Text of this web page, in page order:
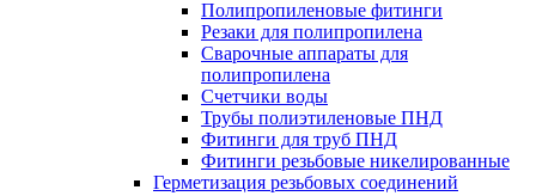
Полипропиленовые фитинги
Резаки для полипропилена
Сварочные аппараты для
полипропилена
Счетчики воды
Трубы полиэтиленовые ПНД
Фитинги для труб ПНД
Фитинги резьбовые никелированные
Герметизация резьбовых соединений